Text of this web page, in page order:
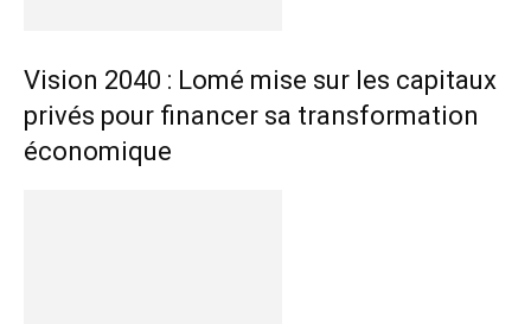
Vision 2040 : Lomé mise sur les capitaux
privés pour financer sa transformation
économique